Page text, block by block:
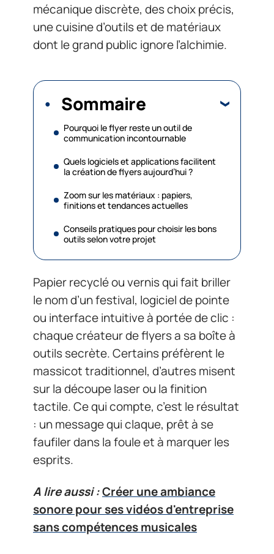
mécanique discrète, des choix précis,
une cuisine d’outils et de matériaux
dont le grand public ignore l’alchimie.
Sommaire
Pourquoi le flyer reste un outil de
communication incontournable
Quels logiciels et applications facilitent
la création de flyers aujourd’hui ?
Zoom sur les matériaux : papiers,
finitions et tendances actuelles
Conseils pratiques pour choisir les bons
outils selon votre projet
Papier recyclé ou vernis qui fait briller
le nom d’un festival, logiciel de pointe
ou interface intuitive à portée de clic :
chaque créateur de flyers a sa boîte à
outils secrète. Certains préfèrent le
massicot traditionnel, d’autres misent
sur la découpe laser ou la finition
tactile. Ce qui compte, c’est le résultat
: un message qui claque, prêt à se
faufiler dans la foule et à marquer les
esprits.
A lire aussi :Créer une ambiance
sonore pour ses vidéos d'entreprise
sans compétences musicales